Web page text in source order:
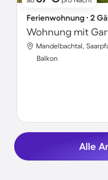
Ferienwohnung ∙ 2
Mandelbachtal,
Balkon
Alle